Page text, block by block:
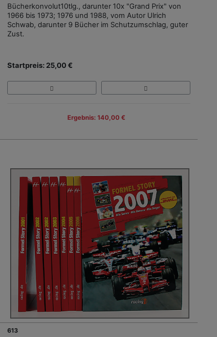
Bücherkonvolut10tlg., darunter 10x "Grand Prix" von
1966 bis 1973; 1976 und 1988, vom Autor Ulrich
Schwab, darunter 9 Bücher im Schutzumschlag, guter
Zust.
Startpreis: 25,00 €
Ergebnis: 140,00 €
613